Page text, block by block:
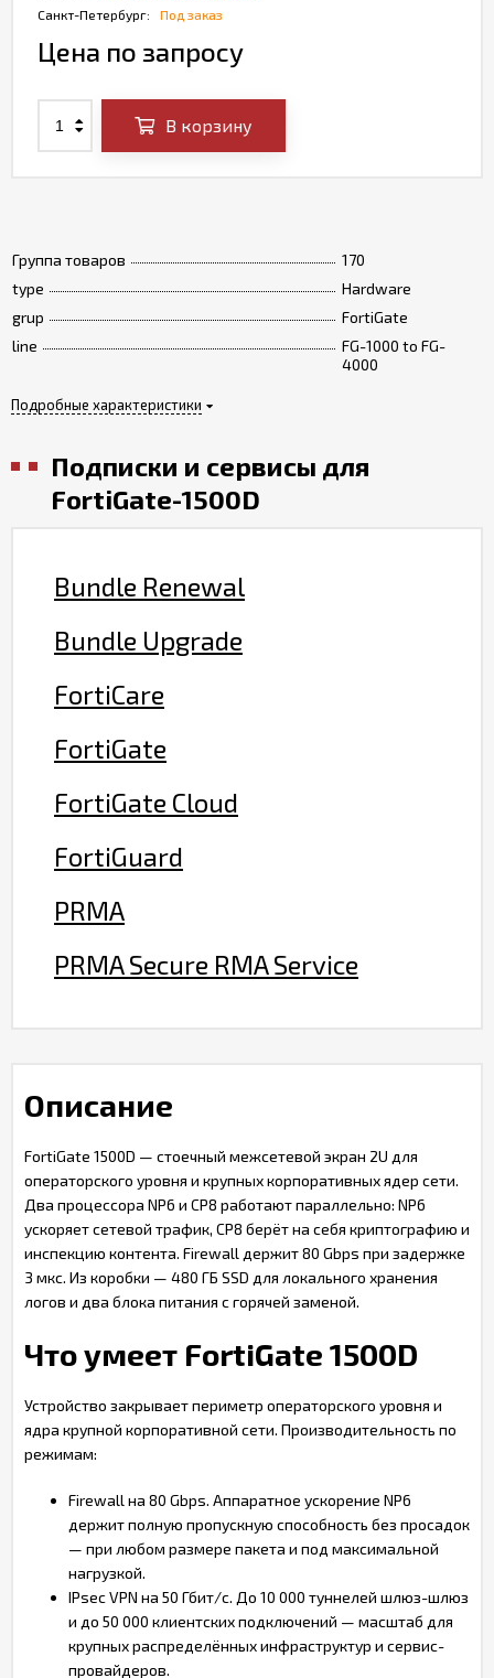
Группа товаров
170
type
Hardware
grup
FortiGate
line
FG-1000 to FG-
4000
Подробные характеристики
Санкт-Петербург:
Под заказ
Цена по запросу
В корзину
Подписки и сервисы для
FortiGate-1500D
Bundle Renewal
Bundle Upgrade
FortiCare
FortiGate
FortiGate Cloud
FortiGuard
PRMA
PRMA Secure RMA Service
Описание
FortiGate 1500D — стоечный межсетевой экран 2U для
операторского уровня и крупных корпоративных ядер сети.
Два процессора NP6 и CP8 работают параллельно: NP6
ускоряет сетевой трафик, CP8 берёт на себя криптографию и
инспекцию контента. Firewall держит 80 Gbps при задержке
3 мкс. Из коробки — 480 ГБ SSD для локального хранения
логов и два блока питания с горячей заменой.
Что умеет FortiGate 1500D
Устройство закрывает периметр операторского уровня и
ядра крупной корпоративной сети. Производительность по
режимам:
Firewall на 80 Gbps. Аппаратное ускорение NP6
держит полную пропускную способность без просадок
— при любом размере пакета и под максимальной
нагрузкой.
IPsec VPN на 50 Гбит/с. До 10 000 туннелей шлюз-шлюз
и до 50 000 клиентских подключений — масштаб для
крупных распределённых инфраструктур и сервис-
провайдеров.